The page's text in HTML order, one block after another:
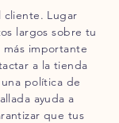
cliente. Lugar
largos sobre tu
más importante
a la tienda
política de
ayuda a
que tus